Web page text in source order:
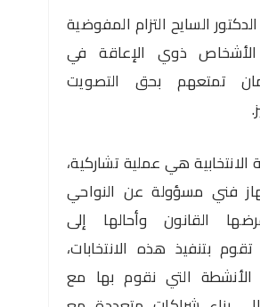
السايح التزام المفوضية
الأشخاص ذوي الإعاقة في
تمتعهم بحق التصويت
الانتخابية هي عملية تشاركية،
فني مسؤولة عن النواحي
القانون وأحالها إلى
بتنفيذ هذه الانتخابات،
التي نقوم بها مع